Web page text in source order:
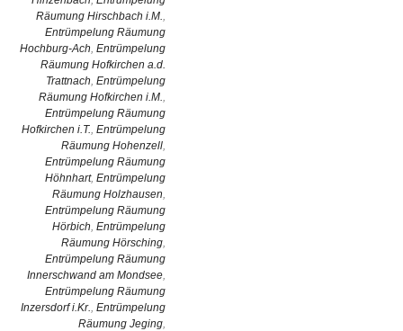
Räumung Hirschbach i.M.,
Entrümpelung Räumung
Hochburg-Ach, Entrümpelung
Räumung Hofkirchen a.d.
Trattnach, Entrümpelung
Räumung Hofkirchen i.M.,
Entrümpelung Räumung
Hofkirchen i.T., Entrümpelung
Räumung Hohenzell,
Entrümpelung Räumung
Höhnhart, Entrümpelung
Räumung Holzhausen,
Entrümpelung Räumung
Hörbich, Entrümpelung
Räumung Hörsching,
Entrümpelung Räumung
Innerschwand am Mondsee,
Entrümpelung Räumung
Inzersdorf i.Kr., Entrümpelung
Räumung Jeging,